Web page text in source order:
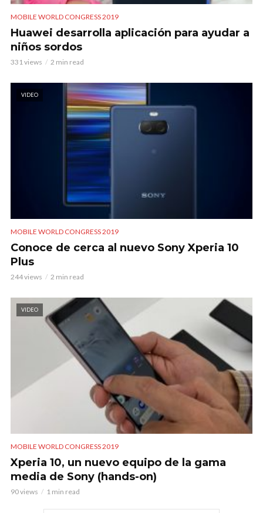
MOBILE WORLD CONGRESS 2019
Huawei desarrolla aplicación para ayudar a
niños sordos
331 views 2 min read
VIDEO
MOBILE WORLD CONGRESS 2019
Conoce de cerca al nuevo Sony Xperia 10
Plus
244 views 2 min read
VIDEO
MOBILE WORLD CONGRESS 2019
Xperia 10, un nuevo equipo de la gama
media de Sony (hands-on)
90 views 1 min read